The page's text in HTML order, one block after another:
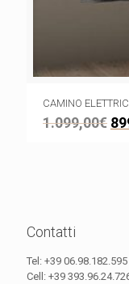
CAMINO
1.099,00€
Contatti
Tel: +39 06.98.182.595
Cell: +39